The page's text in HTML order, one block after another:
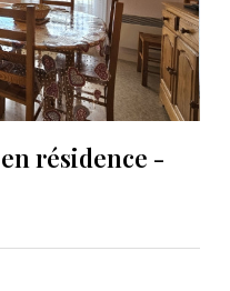
résidence -